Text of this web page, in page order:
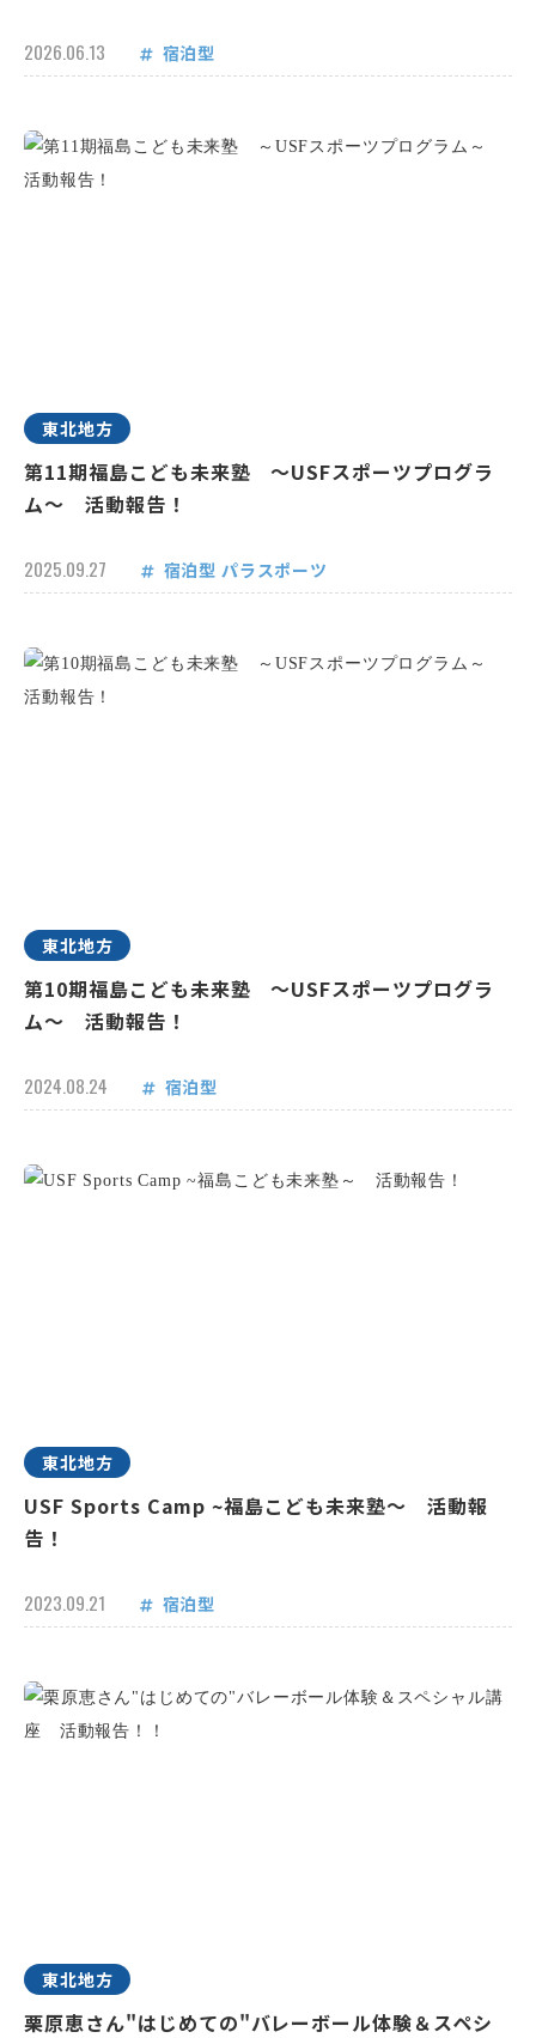
2026.06.13 宿泊型
東北地方
第11期福島こども未来塾 ～USFスポーツプログラ
ム～ 活動報告！
2025.09.27 宿泊型 パラスポーツ
東北地方
第10期福島こども未来塾 ～USFスポーツプログラ
ム～ 活動報告！
2024.08.24 宿泊型
東北地方
USF Sports Camp ~福島こども未来塾～ 活動報
告！
2023.09.21 宿泊型
東北地方
栗原恵さん"はじめての"バレーボール体験＆スペシ